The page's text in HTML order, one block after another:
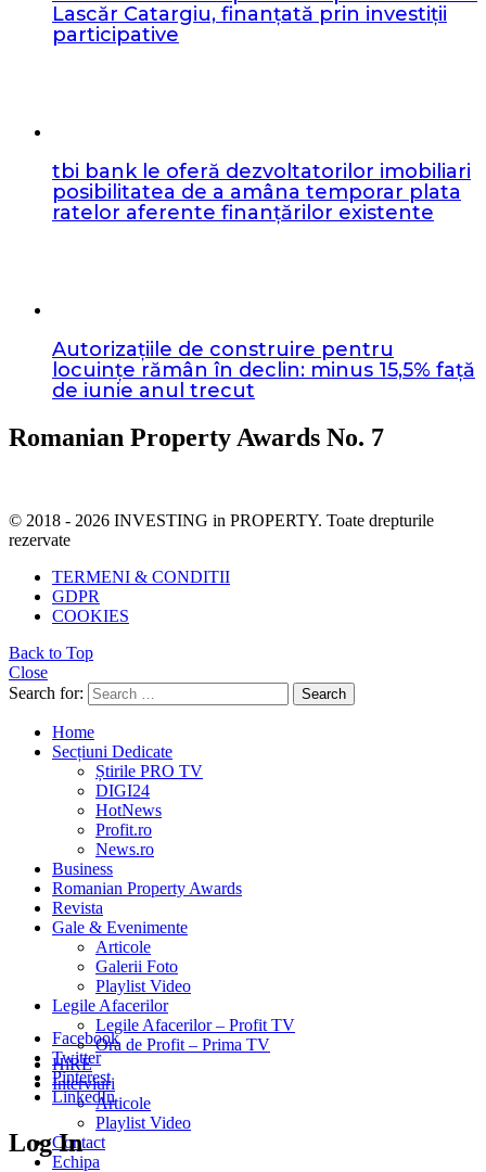
Lascăr Catargiu, finanțată prin investiții
participative
tbi bank le oferă dezvoltatorilor imobiliari
posibilitatea de a amâna temporar plata
ratelor aferente finanțărilor existente
Autorizațiile de construire pentru
locuințe rămân în declin: minus 15,5% față
de iunie anul trecut
Romanian Property Awards No. 7
© 2018 - 2026 INVESTING in PROPERTY. Toate drepturile
rezervate
TERMENI & CONDITII
GDPR
COOKIES
Back to Top
Close
Search for:
Search
Home
Secțiuni Dedicate
Știrile PRO TV
DIGI24
HotNews
Profit.ro
News.ro
Business
Romanian Property Awards
Revista
Gale & Evenimente
Articole
Galerii Foto
Playlist Video
Legile Afacerilor
Legile Afacerilor – Profit TV
Ora de Profit – Prima TV
HiRE
Interviuri
Articole
Playlist Video
Contact
Echipa
Facebook
Twitter
Pinterest
LinkedIn
Log In